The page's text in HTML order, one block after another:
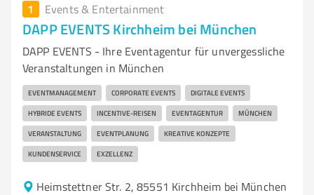
1 Events & Entertainment
DAPP EVENTS Kirchheim bei München
DAPP EVENTS - Ihre Eventagentur für unvergessliche
Veranstaltungen in München
EVENTMANAGEMENT CORPORATE EVENTS DIGITALE EVENTS
HYBRIDE EVENTS INCENTIVE-REISEN EVENTAGENTUR MÜNCHEN
VERANSTALTUNG EVENTPLANUNG KREATIVE KONZEPTE
KUNDENSERVICE EXZELLENZ
Heimstettner Str. 2, 85551 Kirchheim bei München